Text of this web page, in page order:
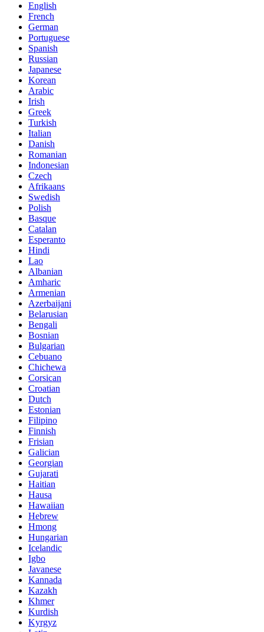
English
French
German
Portuguese
Spanish
Russian
Japanese
Korean
Arabic
Irish
Greek
Turkish
Italian
Danish
Romanian
Indonesian
Czech
Afrikaans
Swedish
Polish
Basque
Catalan
Esperanto
Hindi
Lao
Albanian
Amharic
Armenian
Azerbaijani
Belarusian
Bengali
Bosnian
Bulgarian
Cebuano
Chichewa
Corsican
Croatian
Dutch
Estonian
Filipino
Finnish
Frisian
Galician
Georgian
Gujarati
Haitian
Hausa
Hawaiian
Hebrew
Hmong
Hungarian
Icelandic
Igbo
Javanese
Kannada
Kazakh
Khmer
Kurdish
Kyrgyz